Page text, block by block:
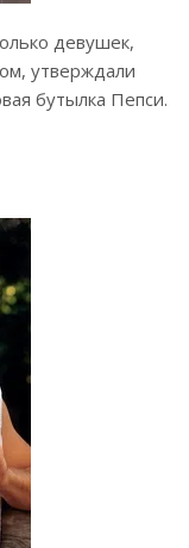
девушек,
утверждали
бутылка Пепси.